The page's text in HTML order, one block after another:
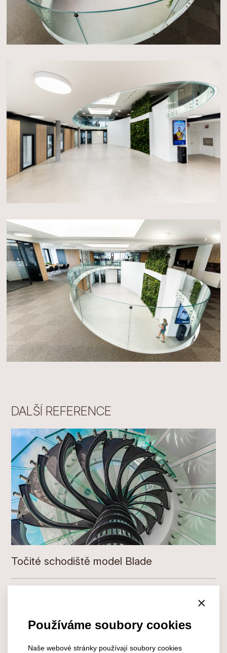
×
Používáme soubory cookies
Naše webové stránky používají soubory cookies
DALŠÍ REFERENCE
Točité schodiště model Blade